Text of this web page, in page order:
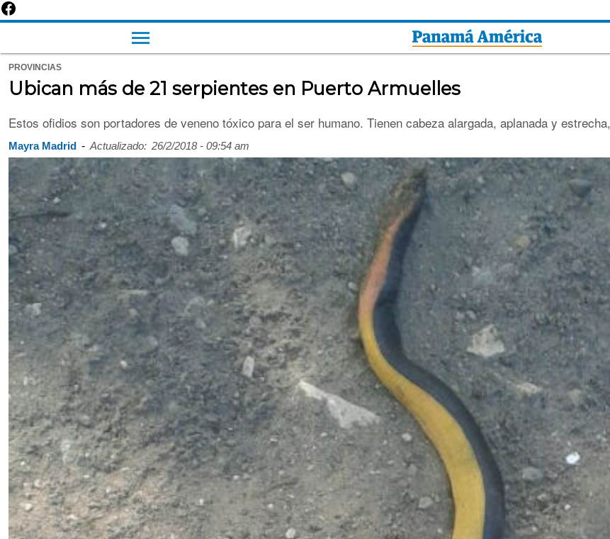
PROVINCIAS
Ubican más de 21 serpientes en Puerto Armuelles
Estos ofidios son portadores de veneno tóxico para el ser humano. Tienen cabeza alargada, aplanada y
Mayra Madrid - Actualizado: 26/2/2018 - 09:54 am